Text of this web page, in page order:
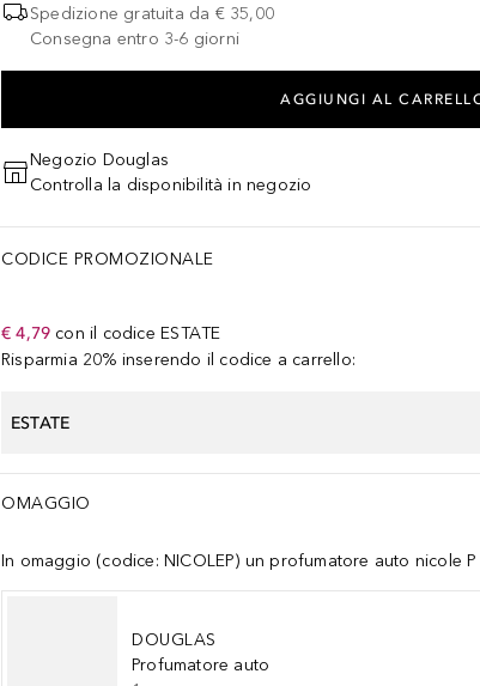
Spedizione gratuita da € 35,00
Consegna entro 3-6 giorni
AGGIUNGI AL
Negozio Douglas
Controlla la disponibilità in negozio
CODICE PROMOZIONALE
€ 4,79 con il codice ESTATE
Risparmia 20% inserendo il codice a carrello:
ESTATE
OMAGGIO
In omaggio (codice: NICOLEP) un profumatore auto nicole
DOUGLAS
Profumatore auto